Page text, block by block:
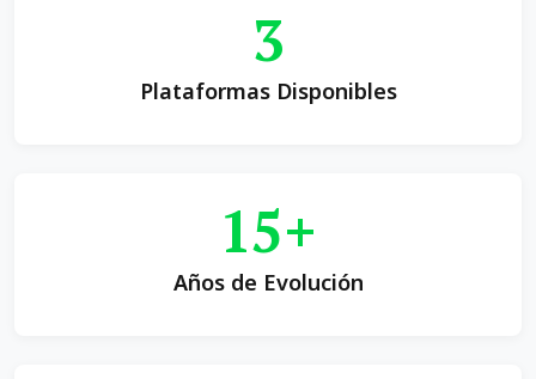
3
Plataformas Disponibles
15+
Años de Evolución